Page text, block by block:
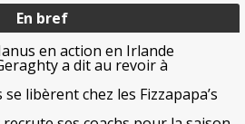
En bref
en action en Irlande
a dit au revoir à
se libèrent chez les Fizzapapa’s